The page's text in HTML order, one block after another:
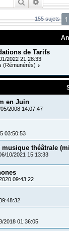
155 sujets 1
de Tarifs
2022 21:28:33
(Rémunérés) ♪
en Juin
05/2008 14:07:47
03:50:53
théâtrale
10/2021 15:13:33
09:43:22
2018 01:36:05